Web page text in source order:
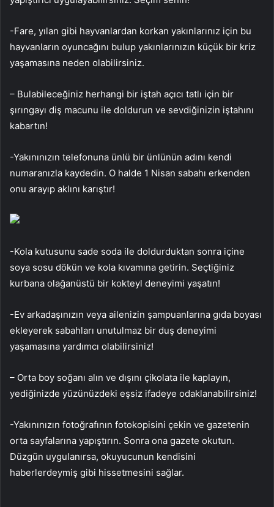
-Fare, yılan gibi hayvanlardan korkan yakınlarınız için bu
hayvanların oyuncağını bulup yakınlarınızın küçük bir kriz
yaşamasına neden olabilirsiniz.
– Bulabileceğiniz herhangi bir iştah açıcı tatlı için bir
şırıngayı diş macunu ile doldurun ve sevdiğinizin iştahını
kabartın!
-Yakınınızın telefonuna ünlü bir ünlünün adını kendi
numaranızla kaydedin. O halde 1 Nisan sabahı erkenden
onu arayıp aklını karıştır!
-Kola kutusunu sade soda ile doldurduktan sonra içine
soya sosu dökün ve kola kıvamına getirin. Seçtiğiniz
kurbana olağanüstü bir kokteyl deneyimi yaşatın!
-Ev arkadaşınızın veya ailenizin şampuanlarına gıda boyası
ekleyerek sabahları unutulmaz bir duş deneyimi
yaşamasına yardımcı olabilirsiniz!
– Orta boy soğanı alın ve dışını çikolata ile kaplayın,
yediğinizde yüzünüzdeki eşsiz ifadeye odaklanabilirsiniz!
-Yakınınızın fotoğrafının fotokopisini çekin ve gazetenin
orta sayfalarına yapıştırın. Sonra ona gazete okutun.
Düzgün uygulanırsa, okuyucunun kendisini
haberlerdeymiş gibi hissetmesini sağlar.